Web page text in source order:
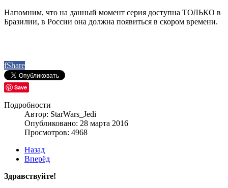
Напомним, что на данный момент серия доступна ТОЛЬКО в
Бразилии, в России она должна появиться в скором времени.
fShare
Save
Подробности
Автор: StarWars_Jedi
Опубликовано: 28 марта 2016
Просмотров: 4968
Назад
Вперёд
Здравствуйте!